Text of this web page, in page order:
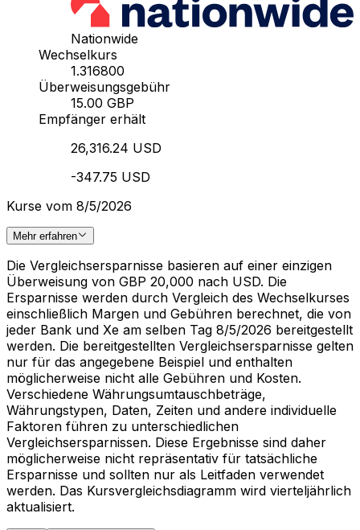
Nationwide
Wechselkurs
1.316800
Überweisungsgebühr
15.00 GBP
Empfänger erhält
26,316.24 USD
-347.75 USD
Kurse vom 8/5/2026
Mehr erfahren
Die Vergleichsersparnisse basieren auf einer einzigen
Überweisung von GBP 20,000 nach USD. Die
Ersparnisse werden durch Vergleich des Wechselkurses
einschließlich Margen und Gebühren berechnet, die von
jeder Bank und Xe am selben Tag 8/5/2026 bereitgestellt
werden. Die bereitgestellten Vergleichsersparnisse gelten
nur für das angegebene Beispiel und enthalten
möglicherweise nicht alle Gebühren und Kosten.
Verschiedene Währungsumtauschbeträge,
Währungstypen, Daten, Zeiten und andere individuelle
Faktoren führen zu unterschiedlichen
Vergleichsersparnissen. Diese Ergebnisse sind daher
möglicherweise nicht repräsentativ für tatsächliche
Ersparnisse und sollten nur als Leitfaden verwendet
werden. Das Kursvergleichsdiagramm wird vierteljährlich
aktualisiert.